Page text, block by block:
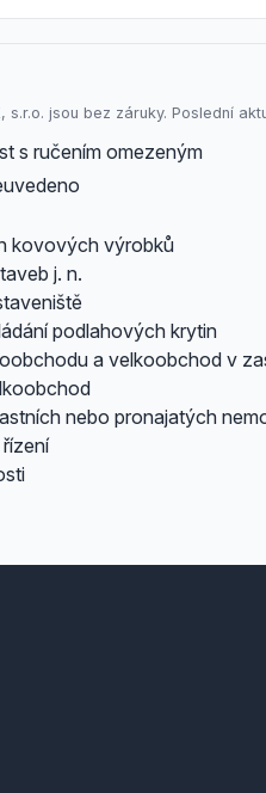
s.r.o. jsou bez záruky. Poslední
s ručením omezeným
kovových výrobků
j. n.
podlahových krytin
a velkoobchod v
nebo pronajatých